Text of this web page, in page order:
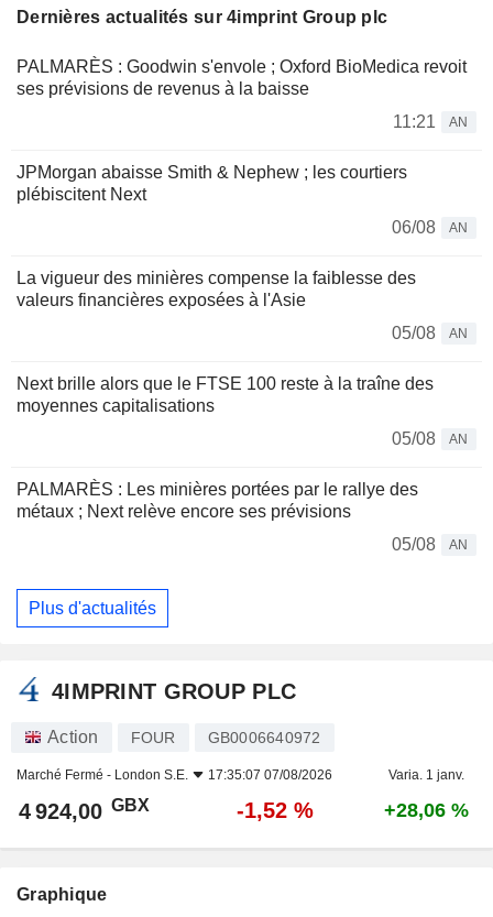
Dernières actualités sur 4imprint Group plc
PALMARÈS : Goodwin s'envole ; Oxford BioMedica revoit
ses prévisions de revenus à la baisse
11:21
AN
JPMorgan abaisse Smith & Nephew ; les courtiers
plébiscitent Next
06/08
AN
La vigueur des minières compense la faiblesse des
valeurs financières exposées à l'Asie
05/08
AN
Next brille alors que le FTSE 100 reste à la traîne des
moyennes capitalisations
05/08
AN
PALMARÈS : Les minières portées par le rallye des
métaux ; Next relève encore ses prévisions
05/08
AN
Plus d'actualités
4IMPRINT GROUP PLC
Action FOUR GB0006640972
Marché Fermé - London S.E. 17:35:07 07/08/2026 Varia. 1 janv.
4 924,00 GBX -1,52 % +28,06 %
Graphique